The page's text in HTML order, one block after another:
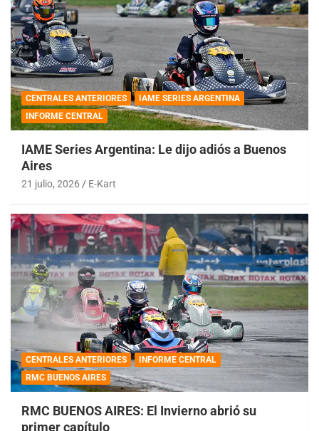
CENTRALES ANTERIORES
IAME SERIES ARGENTINA
INFORME CENTRAL
IAME Series Argentina: Le dijo adiós a Buenos
Aires
21 julio, 2026 E-Kart
CENTRALES ANTERIORES
INFORME CENTRAL
RMC BUENOS AIRES
RMC BUENOS AIRES: El Invierno abrió su
primer capítulo